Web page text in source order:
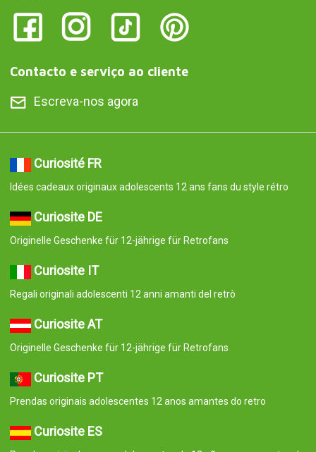
Contacto e serviço ao cliente
Escreva-nos agora
Curiosité FR
Idées cadeaux originaux adolescents 12 ans fans du style rétro
Curiosite DE
Originelle Geschenke für 12-jährige für Retrofans
Curiosite IT
Regali originali adolescenti 12 anni amanti del retrò
Curiosite AT
Originelle Geschenke für 12-jährige für Retrofans
Curiosite PT
Prendas originais adolescentes 12 anos amantes do retro
Curiosite ES